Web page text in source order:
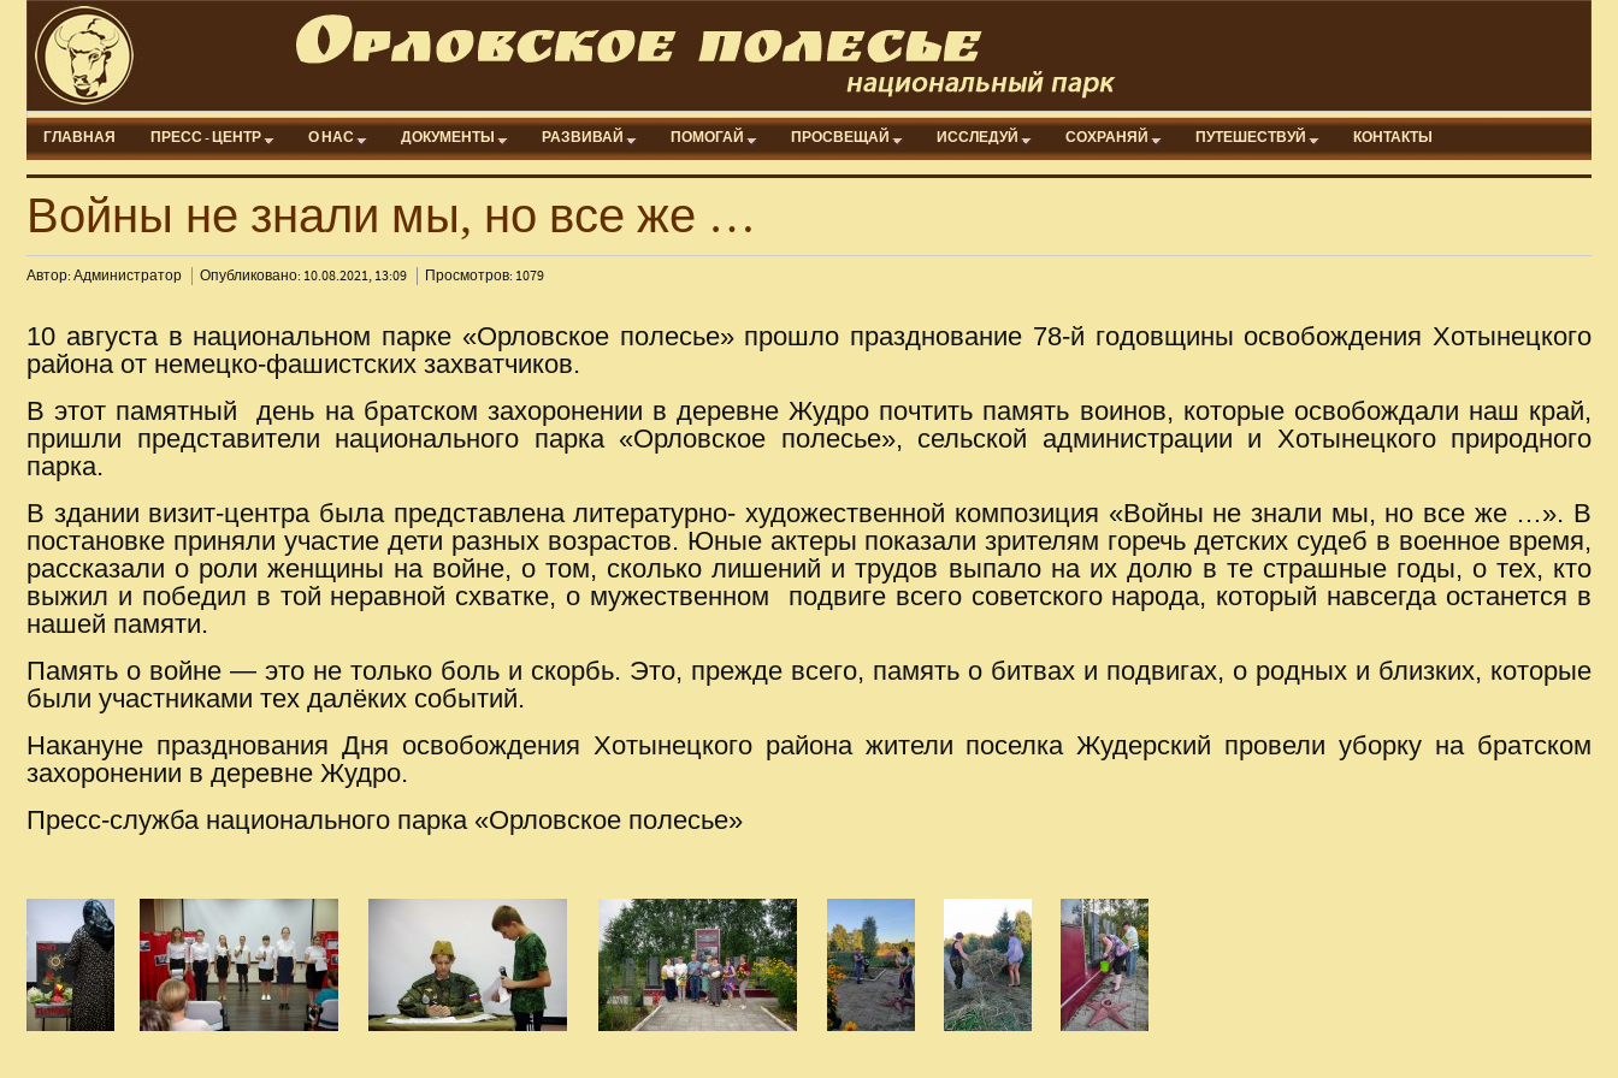
ГЛАВНАЯ ПРЕСС - ЦЕНТР О НАС ДОКУМЕНТЫ РАЗВИВАЙ ПОМОГАЙ ПРОСВЕЩАЙ ИССЛЕДУЙ СОХРАНЯЙ ПУТЕШЕСТВУЙ КОНТАКТЫ
Войны не знали мы, но все же …
Автор: Администратор Опубликовано: 10.08.2021, 13:09 Просмотров: 1079
10 августа в национальном парке «Орловское полесье» прошло празднование 78-й годовщины освобождения Хотынецкого
района от немецко-фашистских захватчиков.
В этот памятный день на братском захоронении в деревне Жудро почтить память воинов, которые освобождали наш край,
пришли представители национального парка «Орловское полесье», сельской администрации и Хотынецкого природного
парка.
В здании визит-центра была представлена литературно- художественной композиция «Войны не знали мы, но все же …». В
постановке приняли участие дети разных возрастов. Юные актеры показали зрителям горечь детских судеб в военное время,
рассказали о роли женщины на войне, о том, сколько лишений и трудов выпало на их долю в те страшные годы, о тех, кто
выжил и победил в той неравной схватке, о мужественном подвиге всего советского народа, который навсегда останется в
нашей памяти.
Память о войне — это не только боль и скорбь. Это, прежде всего, память о битвах и подвигах, о родных и близких, которые
были участниками тех далёких событий.
Накануне празднования Дня освобождения Хотынецкого района жители поселка Жудерский провели уборку на братском
захоронении в деревне Жудро.
Пресс-служба национального парка «Орловское полесье»